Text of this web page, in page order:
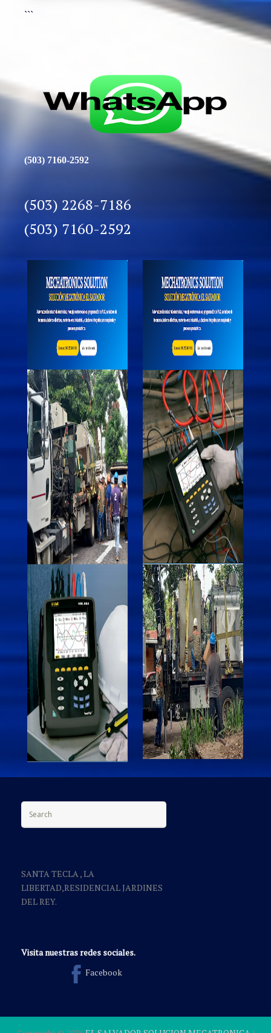
```
(503) 7160-2592
(503) 2268-7186
(503) 7160-2592
SANTA TECLA , LA
LIBERTAD,RESIDENCIAL JARDINES
DEL REY.
Visita nuestras redes sociales.
Facebook